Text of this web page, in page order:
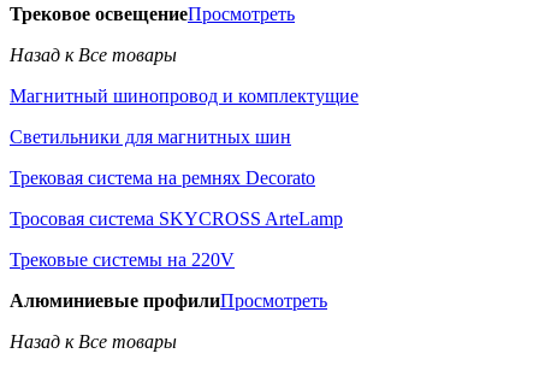
Трековое освещениеПросмотреть
Назад к Все товары
Магнитный шинопровод и комплектущие
Светильники для магнитных шин
Трековая система на ремнях Decorato
Тросовая система SKYCROSS ArteLamp
Трековые системы на 220V
Алюминиевые профилиПросмотреть
Назад к Все товары